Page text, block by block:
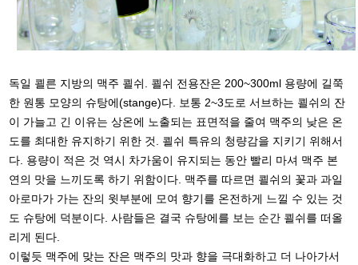
독일 쾰른 지방의 맥주 쾰쉬. 쾰쉬 전용잔은 200~300ml 용량에 길쭉
한 원통 모양의 슈탕에(stange)다. 보통 2~3도로 서브하는 쾰쉬의 잔
이 가늘고 긴 이유는 상온에 노출되는 표면적을 줄여 맥주의 낮은 온
도를 최대한 유지하기 위한 것. 쾰쉬 특유의 청량감을 지키기 위해서
다. 용량이 적은 것 역시 차가움이 유지되는 동안 빨리 마셔 맥주 본
연의 맛을 느끼도록 하기 위함이다. 맥주를 따르면 쾰쉬의 꽃과 과일
아로마가 가는 잔의 윗부분에 모여 향기를 온전하게 느낄 수 있는 것
도 슈탕에 덕분이다. 사람들은 결국 슈탕에를 보는 순간 쾰쉬를 떠올
리게 된다.
이렇듯 맥주에 맞는 잔은 맥주의 맛과 향을 극대화하고 더 나아가서